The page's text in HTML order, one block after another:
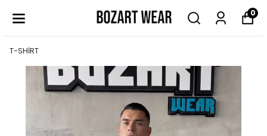
0
T-SHİRT